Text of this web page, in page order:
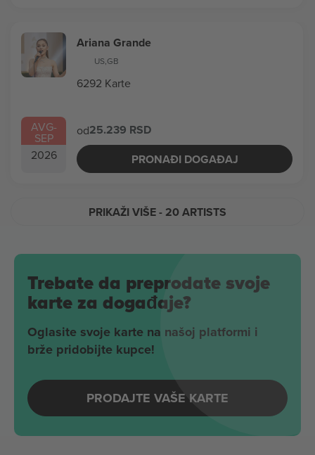
AVG-
SEP
2026
Ariana Grande
US,GB
6292 Karte
od25.239 RSD
PRONAĐI DOGAĐAJ
PRIKAŽI VIŠE- 20 ARTISTS
Trebate da preprodate svoje
karte za događaje?
Oglasite svoje karte na našoj platformi i
brže pridobijte kupce!
PRODAJTE VAŠE KARTE